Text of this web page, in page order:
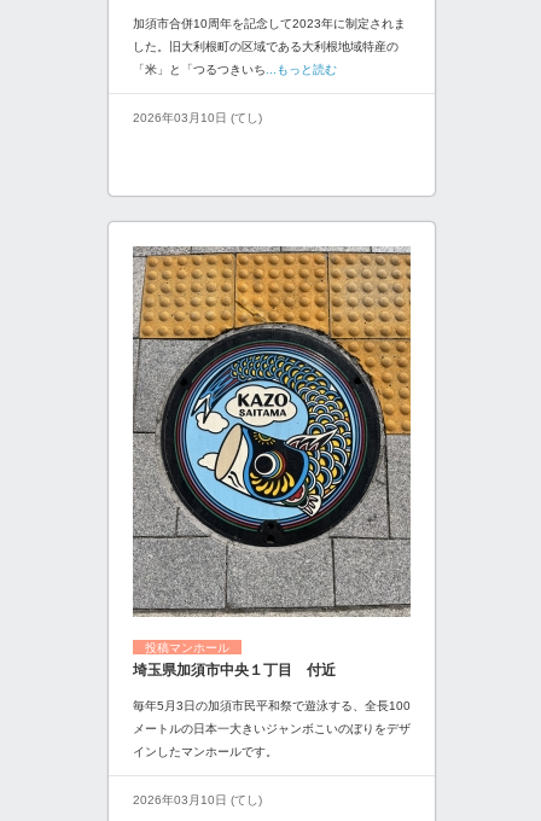
加須市合併10周年を記念して2023年に制定されま
した。旧大利根町の区域である大利根地域特産の
「米」と「つるつきいち ...もっと読む
2026年03月10日 (てし)
投稿マンホール
埼玉県加須市中央１丁目 付近
毎年5月3日の加須市民平和祭で遊泳する、全長100
メートルの日本一大きいジャンボこいのぼりをデザ
インしたマンホールです。
2026年03月10日 (てし)